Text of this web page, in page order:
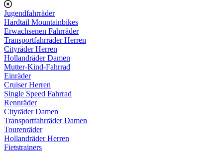
Jugendfahrräder
Hardtail Mountainbikes
Erwachsenen Fahrräder
Transportfahrräder Herren
Cityräder Herren
Hollandräder Damen
Mutter-Kind-Fahrrad
Einräder
Cruiser Herren
Single Speed Fahrrad
Rennräder
Cityräder Damen
Transportfahrräder Damen
Tourenräder
Hollandräder Herren
Fietstrainers